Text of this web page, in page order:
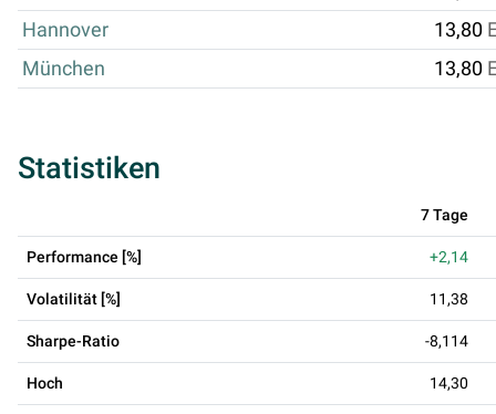
Hannover
13,80
München
13,80
Statistiken
7 Tage
Performance [%] +2,14
Volatilität [%] 11,38
Sharpe-Ratio -8,114
Hoch 14,30